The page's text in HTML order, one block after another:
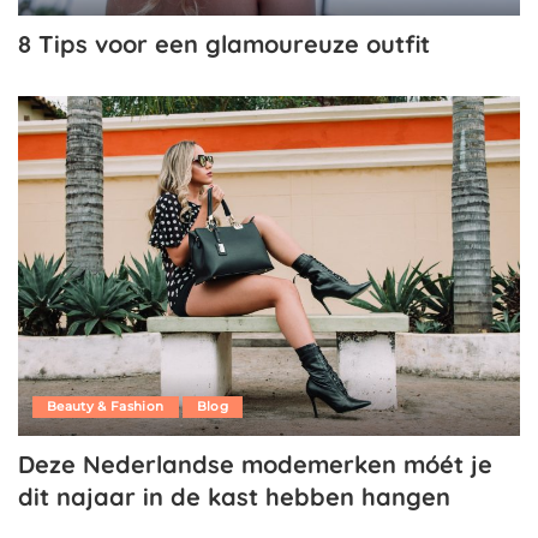
8 Tips voor een glamoureuze outfit
Beauty & Fashion Blog
Deze Nederlandse modemerken móét je
dit najaar in de kast hebben hangen